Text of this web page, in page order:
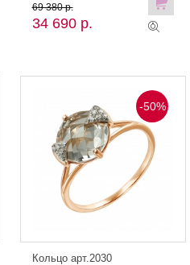
34 690 р.
69 380 р.
-50%
Кольцо арт.2030